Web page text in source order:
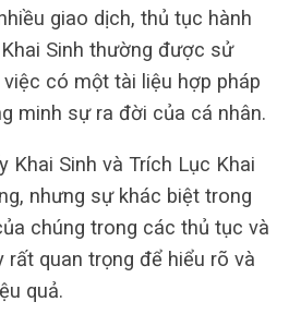
giao dịch, thủ tục hành
Sinh thường được sử
có một tài liệu hợp pháp
minh sự ra đời của cá nhân.
Khai Sinh và Trích Lục Khai
nhưng sự khác biệt trong
chúng trong các thủ tục và
rất quan trọng để hiểu rõ và
quả.